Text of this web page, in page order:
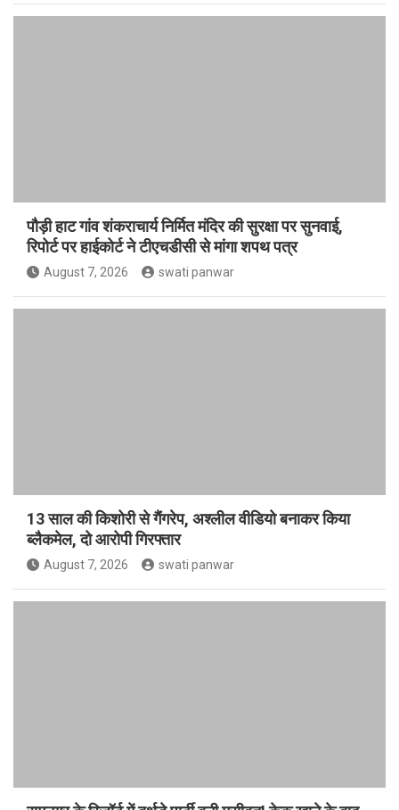
पौड़ी हाट गांव शंकराचार्य निर्मित मंदिर की सुरक्षा पर सुनवाई,
रिपोर्ट पर हाईकोर्ट ने टीएचडीसी से मांगा शपथ पत्र
August 7, 2026 swati panwar
13 साल की किशोरी से गैंगरेप, अश्लील वीडियो बनाकर किया
ब्लैकमेल, दो आरोपी गिरफ्तार
August 7, 2026 swati panwar